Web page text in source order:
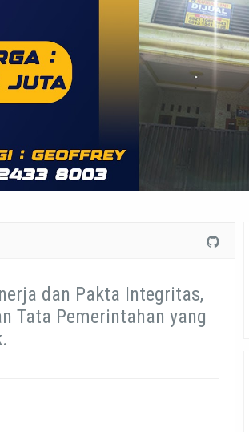
dan Pakta Integritas,
Tata Pemerintahan yang